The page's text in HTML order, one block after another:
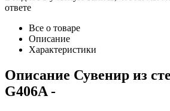
ответе
Все о товаре
Описание
Характеристики
Описание Сувенир из
G406A -